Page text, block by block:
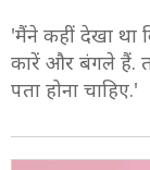
'मैंने कहीं देखा था
कारें और बंगले हैं.
पता होना चाहिए.'